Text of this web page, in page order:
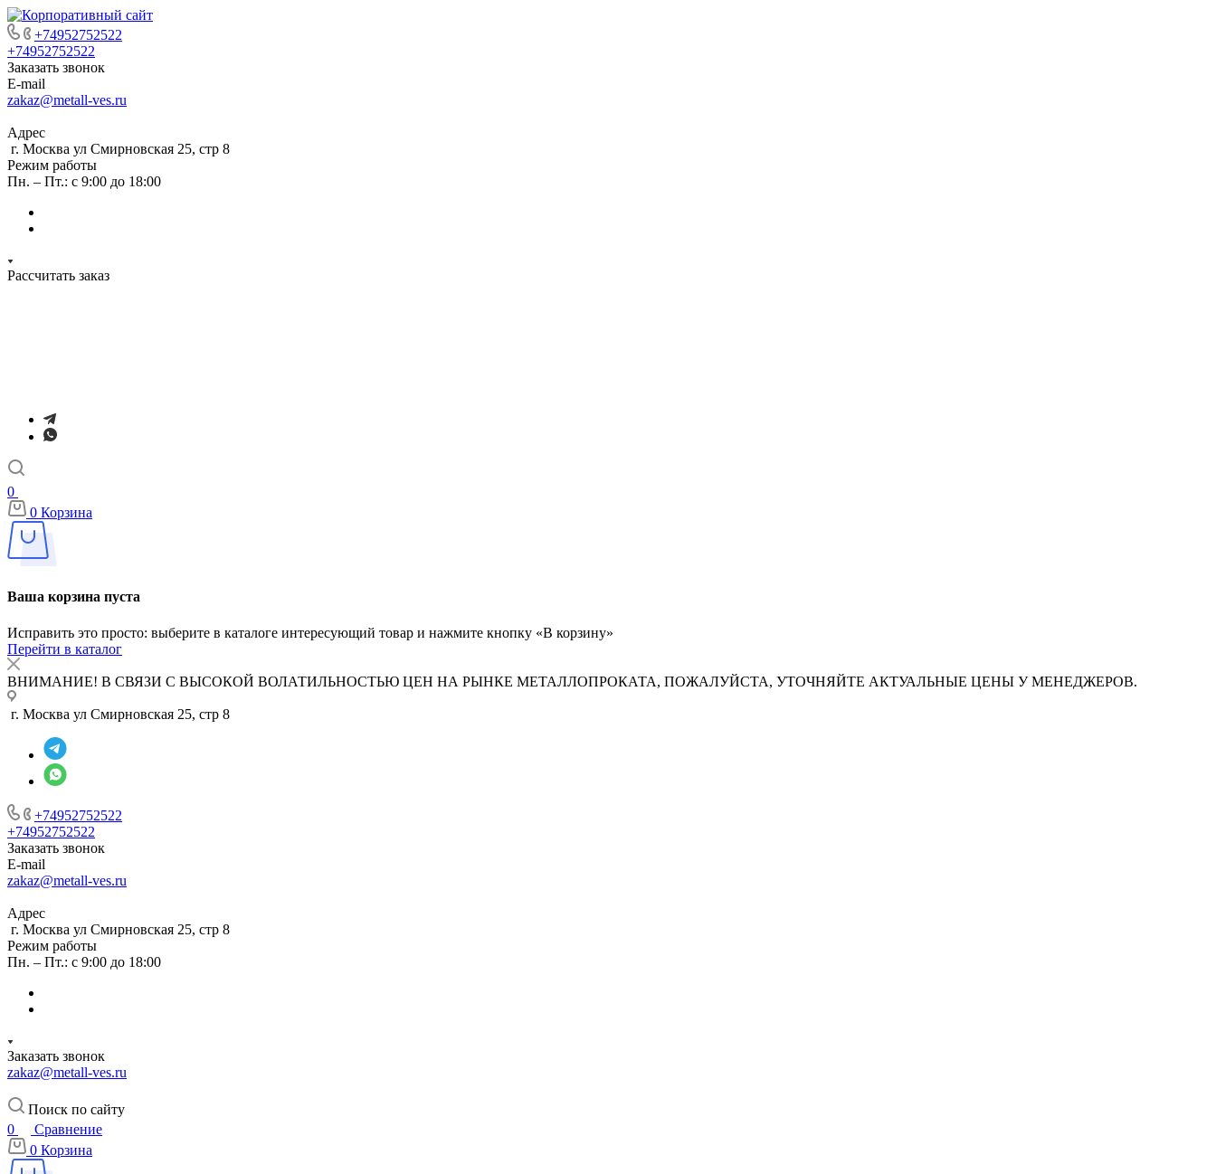
+74952752522
+74952752522
Заказать звонок
E-mail
zakaz@metall-ves.ru
Адрес
г. Москва ул Смирновская 25, стр 8
Режим работы
Пн. – Пт.: с 9:00 до 18:00
Рассчитать заказ
0
0 Корзина
Ваша корзина пуста
Исправить это просто: выберите в каталоге интересующий товар и нажмите кнопку «В корзину»
Перейти в каталог
ВНИМАНИЕ! В СВЯЗИ С ВЫСОКОЙ ВОЛАТИЛЬНОСТЬЮ ЦЕН НА РЫНКЕ МЕТАЛЛОПРОКАТА, ПОЖАЛУЙСТА, УТОЧНЯЙТЕ АКТУАЛЬНЫЕ ЦЕНЫ У МЕНЕДЖЕРОВ.
г. Москва ул Смирновская 25, стр 8
+74952752522
+74952752522
Заказать звонок
E-mail
zakaz@metall-ves.ru
Адрес
г. Москва ул Смирновская 25, стр 8
Режим работы
Пн. – Пт.: с 9:00 до 18:00
Заказать звонок
zakaz@metall-ves.ru
Поиск по сайту
0
Сравнение
0 Корзина